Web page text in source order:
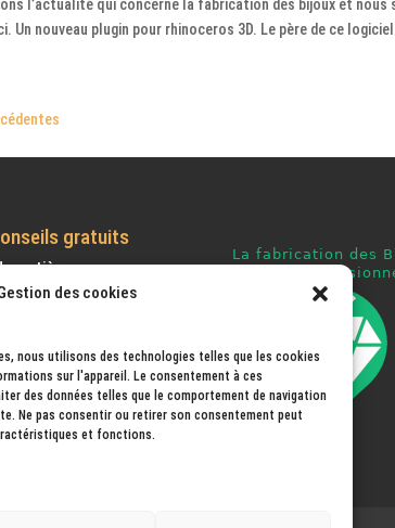
des cookies
nous utilisons des technologies telles que les cookies
sur l'appareil. Le consentement à ces
des données telles que le comportement de navigation
Ne pas consentir ou retirer son consentement peut
et fonctions.
l’actualité qui concerne la fabrication des bijoux et nous
Un nouveau plugin pour rhinoceros 3D. Le père de ce
gratuits
matière.
bijoux
Densité Volume
de vos créations
retrait